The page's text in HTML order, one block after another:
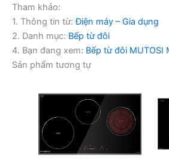
Tham khảo:
1. Thông tin từ:Điện máy – Gia dụng
2. Danh mục: Bếp từ đôi
4. Bạn đang xem: Bếp từ đôi MUTOSI
Sản phẩm tương tự